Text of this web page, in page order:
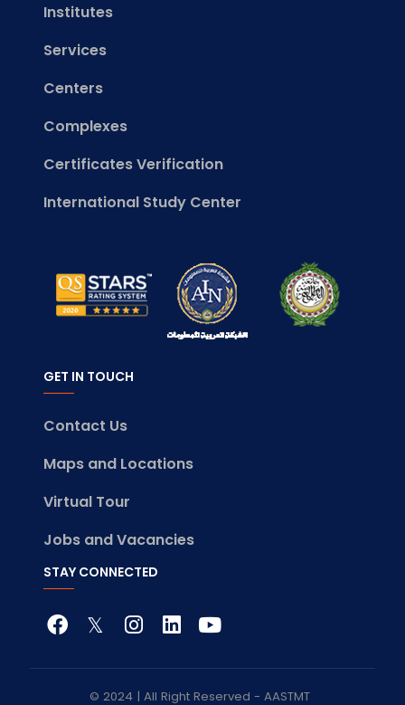
Institutes
Services
Centers
Complexes
Certificates Verification
International Study Center
GET IN TOUCH
Contact Us
Maps and Locations
Virtual Tour
Jobs and Vacancies
STAY CONNECTED
© 2024 | All Right Reserved - AASTMT